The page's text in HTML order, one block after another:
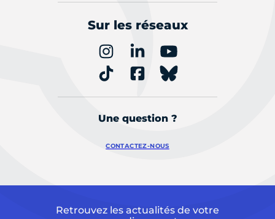
Sur les réseaux
Une question ?
CONTACTEZ-NOUS
Retrouvez les actualités de votre